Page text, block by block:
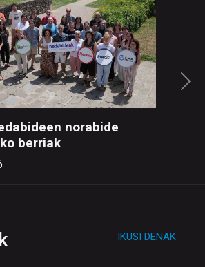
norabide
berriak
IKUSI DENAK